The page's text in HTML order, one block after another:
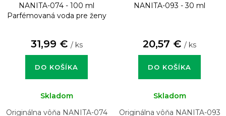
NANITA-074 - 100 ml
Parfémovaná voda pre ženy
31,99 € / ks
DO KOŠÍKA
Skladom
Originálna vôňa NANITA-074
NANITA-093 - 30 ml
20,57 € / ks
DO KOŠÍKA
Skladom
Originálna vôňa NANITA-093